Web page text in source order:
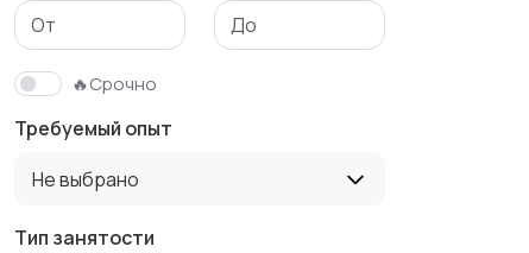
Туризм и гостиницы
🔥Срочно
Требуемый опыт
Не выбрано
Тип занятости